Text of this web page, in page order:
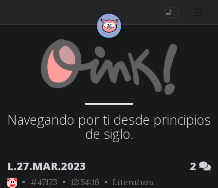
🌙
Navegando por ti desde principios
de siglo.
L.27.MAR.2023 2
• #47173 • 12:54:16 • Literatura